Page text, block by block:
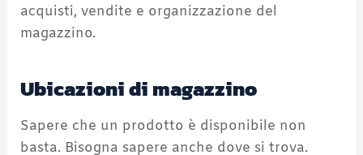
acquisti, vendite e organizzazione del
magazzino.
Ubicazioni di magazzino
Sapere che un prodotto è disponibile non
basta. Bisogna sapere anche dove si trova.